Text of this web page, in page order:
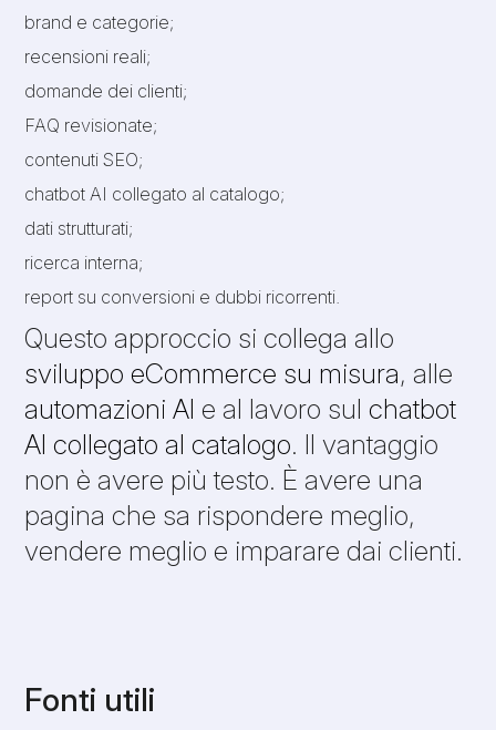
brand e categorie;
recensioni reali;
domande dei clienti;
FAQ revisionate;
contenuti SEO;
chatbot AI collegato al catalogo;
dati strutturati;
ricerca interna;
report su conversioni e dubbi ricorrenti.
Questo approccio si collega allo
sviluppo eCommerce su misura, alle
automazioni AI e al lavoro sulchatbot
AI collegato al catalogo. Il vantaggio
non è avere più testo. È avere una
pagina che sa rispondere meglio,
vendere meglio e imparare dai clienti.
Fonti utili